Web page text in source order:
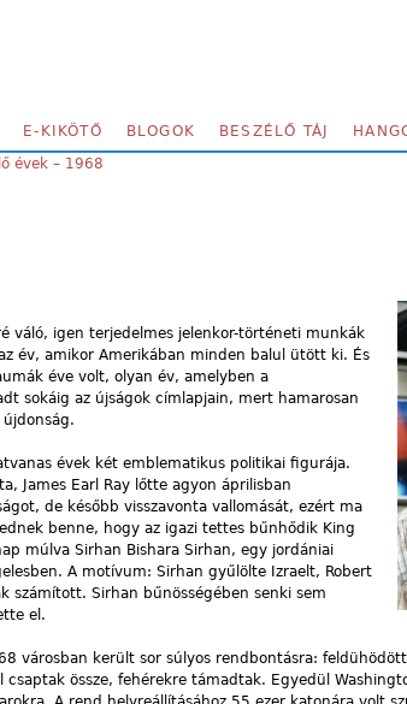
E-KIKÖTŐ BLOGOK BESZÉLŐ TÁJ
évek – 1968
váló, igen terjedelmes jelenkor-történeti munkák
év, amikor Amerikában minden balul ütött ki. És
éve volt, olyan év, amelyben a
sokáig az újságok címlapjain, mert hamarosan
évek két emblematikus politikai figurája.
James Earl Ray lőtte agyon áprilisban
de később visszavonta vallomását, ezért ma
benne, hogy az igazi tettes bűnhődik King
múlva Sirhan Bishara Sirhan, egy jordániai
A motívum: Sirhan gyűlölte Izraelt, Robert
számított. Sirhan bűnösségében senki sem
el.
városban került sor súlyos rendbontásra:
össze, fehérekre támadtak. Egyedül